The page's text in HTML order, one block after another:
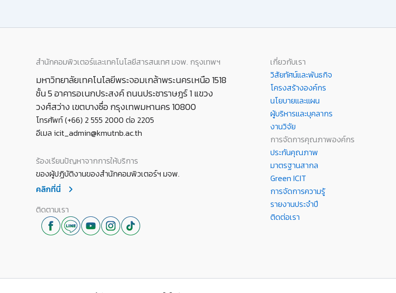
สำนักคอมพิวเตอร์และเทคโนโลยีสารสนเทศ มจพ. กรุงเทพฯ
มหาวิทยาลัยเทคโนโลยีพระจอมเกล้าพระนครเหนือ 1518
ชั้น 5 อาคารอเนกประสงค์ ถนนประชาราษฎร์ 1 แขวง
วงศ์สว่าง เขตบางซื่อ กรุงเทพมหานคร 10800
โทรศัพท์ (+66) 2 555 2000 ต่อ 2205
อีเมล icit_admin@kmutnb.ac.th
ร้องเรียนปัญหาจากการให้บริการ
ของผู้ปฏิบัติงานของสำนักคอมพิวเตอร์ฯ มจพ.
คลิกที่นี่
ติดตามเรา
เกี่ยวกับเรา
วิสัยทัศน์และพันธกิจ
โครงสร้างองค์กร
นโยบายและแผน
ผู้บริหารและบุคลากร
งานวิจัย
การจัดการคุณภาพองค์กร
ประกันคุณภาพ
มาตรฐานสากล
Green ICIT
การจัดการความรู้
รายงานประจำปี
ติดต่อเรา